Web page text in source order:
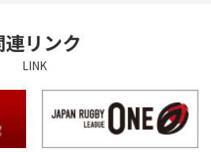
連リンク
LINK